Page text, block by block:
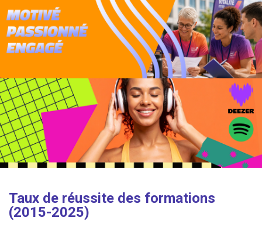
Taux de réussite des formations
(2015-2025)